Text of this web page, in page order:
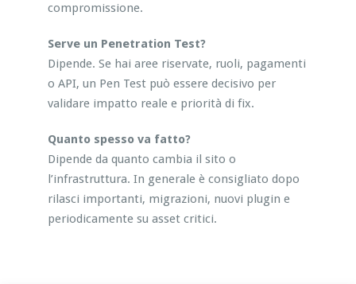
compromissione.
Serve un Penetration Test?
Dipende. Se hai aree riservate, ruoli, pagamenti
o API, un Pen Test può essere decisivo per
validare impatto reale e priorità di fix.
Quanto spesso va fatto?
Dipende da quanto cambia il sito o
l’infrastruttura. In generale è consigliato dopo
rilasci importanti, migrazioni, nuovi plugin e
periodicamente su asset critici.